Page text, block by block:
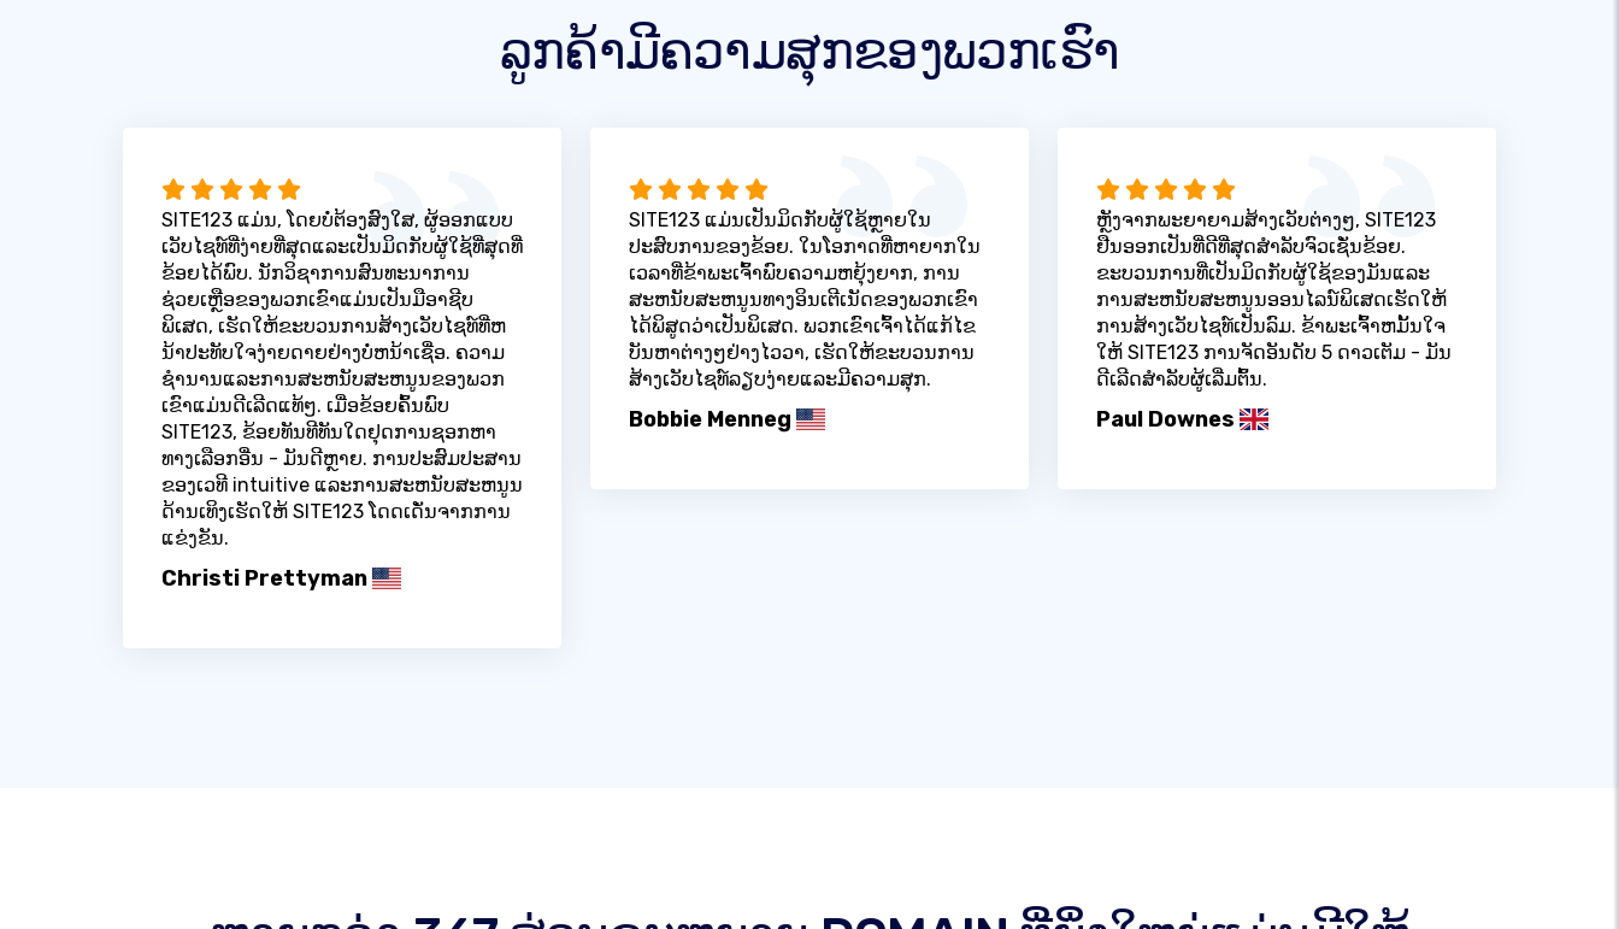
ລູກຄ້າມີຄວາມສຸກຂອງພວກເຮົາ
SITE123 ແມ່ນ, ໂດຍບໍ່ຕ້ອງສົງໃສ, ຜູ້ອອກແບບ
ເວັບໄຊທ໌ທີ່ງ່າຍທີ່ສຸດແລະເປັນມິດກັບຜູ້ໃຊ້ທີ່ສຸດທີ່
ຂ້ອຍໄດ້ພົບ. ນັກວິຊາການສົນທະນາການ
ຊ່ວຍເຫຼືອຂອງພວກເຂົາແມ່ນເປັນມືອາຊີບ
ພິເສດ, ເຮັດໃຫ້ຂະບວນການສ້າງເວັບໄຊທ໌ທີ່ຫ
ນ້າປະທັບໃຈງ່າຍດາຍຢ່າງບໍ່ຫນ້າເຊື່ອ. ຄວາມ
ຊໍານານແລະການສະຫນັບສະຫນູນຂອງພວກ
ເຂົາແມ່ນດີເລີດແທ້ໆ. ເມື່ອຂ້ອຍຄົ້ນພົບ
SITE123, ຂ້ອຍທັນທີທັນໃດຢຸດການຊອກຫາ
ທາງເລືອກອື່ນ - ມັນດີຫຼາຍ. ການປະສົມປະສານ
ຂອງເວທີ intuitive ແລະການສະຫນັບສະຫນູນ
ດ້ານເທິງເຮັດໃຫ້ SITE123 ໂດດເດັ່ນຈາກການ
ແຂ່ງຂັນ.
Christi Prettyman
SITE123 ແມ່ນເປັນມິດກັບຜູ້ໃຊ້ຫຼາຍໃນ
ປະສົບການຂອງຂ້ອຍ. ໃນໂອກາດທີ່ຫາຍາກໃນ
ເວລາທີ່ຂ້າພະເຈົ້າພົບຄວາມຫຍຸ້ງຍາກ, ການ
ສະຫນັບສະຫນູນທາງອິນເຕີເນັດຂອງພວກເຂົາ
ໄດ້ພິສູດວ່າເປັນພິເສດ. ພວກເຂົາເຈົ້າໄດ້ແກ້ໄຂ
ບັນຫາຕ່າງໆຢ່າງໄວວາ, ເຮັດໃຫ້ຂະບວນການ
ສ້າງເວັບໄຊທ໌ລຽບງ່າຍແລະມີຄວາມສຸກ.
Bobbie Menneg
ຫຼັງຈາກພະຍາຍາມສ້າງເວັບຕ່າງໆ, SITE123
ຢືນອອກເປັນທີ່ດີທີ່ສຸດສໍາລັບຈົວເຊັ່ນຂ້ອຍ.
ຂະບວນການທີ່ເປັນມິດກັບຜູ້ໃຊ້ຂອງມັນແລະ
ການສະຫນັບສະຫນູນອອນໄລນ໌ພິເສດເຮັດໃຫ້
ການສ້າງເວັບໄຊທ໌ເປັນລົມ. ຂ້າພະເຈົ້າຫມັ້ນໃຈ
ໃຫ້ SITE123 ການຈັດອັນດັບ 5 ດາວເຕັມ - ມັນ
ດີເລີດສໍາລັບຜູ້ເລີ່ມຕົ້ນ.
Paul Downes